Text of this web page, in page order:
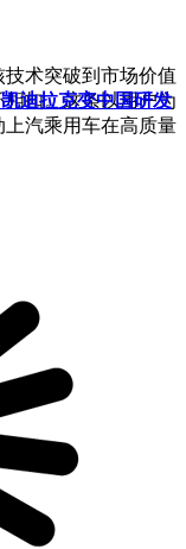
术突破到市场价值
扣。这条以用户为
汽乘用车在高质量
迪拉克变中国研发